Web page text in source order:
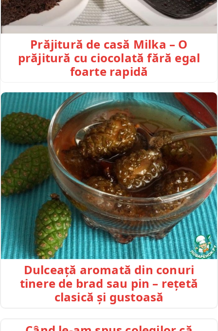
Prăjitură de casă Milka – O
prăjitură cu ciocolată fără egal
foarte rapidă
Dulceață aromată din conuri
tinere de brad sau pin – rețetă
clasică și gustoasă